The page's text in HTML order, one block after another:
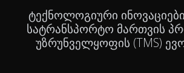
ტექნოლოგიური
სატრანსპორტო მართვის
უზრუნველყოფის (TMS)